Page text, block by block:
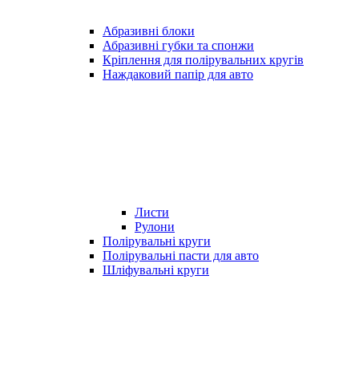
Абразивні блоки
Абразивні губки та спонжи
Кріплення для полірувальних кругів
Наждаковий папір для авто
Листи
Рулони
Полірувальні круги
Полірувальні пасти для авто
Шліфувальні круги